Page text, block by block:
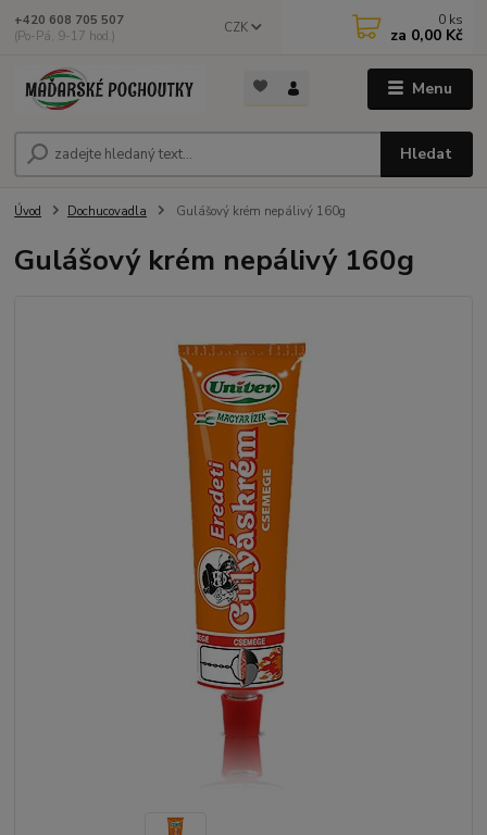
Menu
CZK
Hledat
+420 608 705 507
(Po-Pá, 9-17 hod.)
0 ks
za 0,00 Kč
Úvod Dochucovadla Gulášový krém nepálivý 160g
Gulášový krém nepálivý 160g